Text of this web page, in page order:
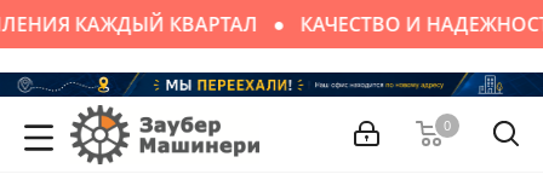
КАЖДЫЙ КВАРТАЛ КАЧЕСТВО И
0